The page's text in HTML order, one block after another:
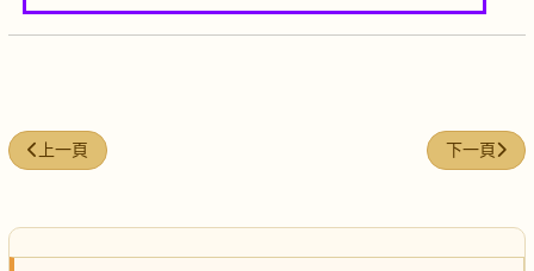
上一篇文章: 芥菜滾魚湯
上一頁 下一篇文章
下一頁